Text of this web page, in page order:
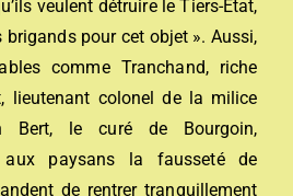
veulent détruire le Tiers-Etat,
brigands pour cet objet ». Aussi,
comme Tranchand, riche
lieutenant colonel de la milice
Bert, le curé de Bourgoin,
aux paysans la fausseté de
de rentrer tranquillement